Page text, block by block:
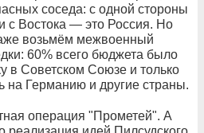
соседа: с одной стороны
с Востока — это Россия. Но
возьмём межвоенный
60% всего бюджета было
в Советском Союзе и только
на Германию и другие страны.
операция "Прометей". А